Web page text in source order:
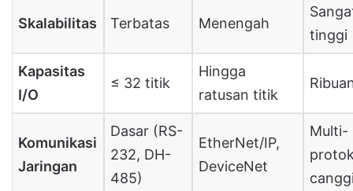
Skalabilitas Terbatas Menengah
tinggi
Kapasitas
I/O
≤ 32 titik
Hingga
ratusan titik
Komunikasi
Jaringan
Dasar (RS-
232, DH-
485)
EtherNet/IP,
DeviceNet
Multi-